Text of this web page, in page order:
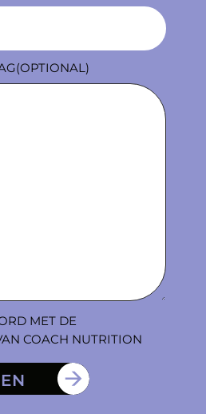
MET DE
COACH NUTRITION